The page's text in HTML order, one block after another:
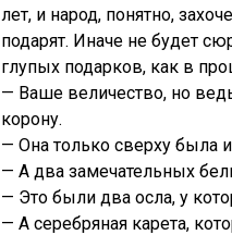
лет, и народ, понятно,
подарят. Иначе не будет
глупых подарков, как в
— Ваше величество, но
корону.
— Она только сверху была
— А два замечательных
— Это были два осла, у
— А серебряная карета,